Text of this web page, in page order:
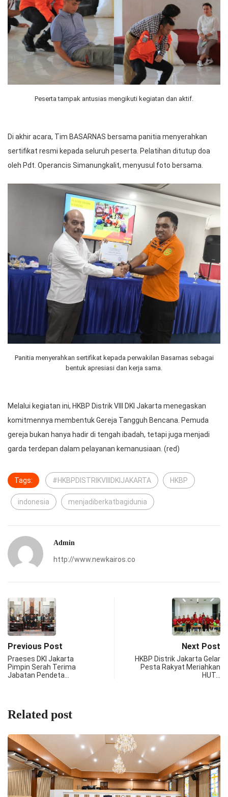
Peserta tampak antusias mengikuti kegiatan dan aktif.
Di akhir acara, Tim BASARNAS bersama panitia menyerahkan
sertifikat resmi kepada seluruh peserta. Pelatihan ditutup doa
oleh Pdt. Operancis Simanungkalit, menyusul foto bersama.
Panitia menyerahkan sertifikat kepada perwakilan Basarnas sebagai
bentuk apresiasi dan kerja sama.
Melalui kegiatan ini, HKBP Distrik VIII DKI Jakarta menegaskan
komitmennya membentuk Gereja Tangguh Bencana. Pemuda
gereja bukan hanya hadir di tengah ibadah, tetapi juga menjadi
garda terdepan dalam pelayanan kemanusiaan. (red)
Tags: #HKBPDISTRIKVIIIDKIJAKARTA HKBP
indonesia menjadiberkatbagidunia
Admin
http://www.newkairos.co
Previous Post
Praeses DKI Jakarta
Pimpin Serah Terima
Jabatan Pendeta…
Next Post
HKBP Distrik Jakarta Gelar
Pesta Rakyat Meriahkan
HUT…
Related post